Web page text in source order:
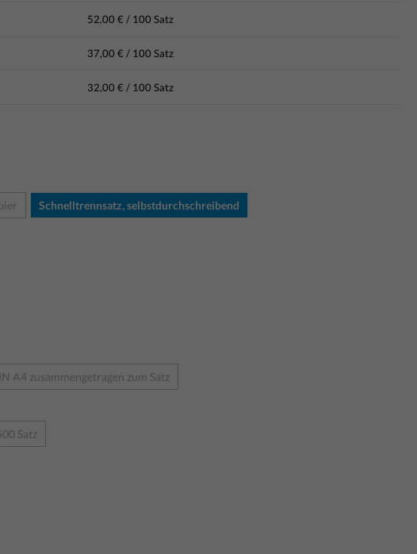
52,00 € / 100 Satz
37,00 € / 100 Satz
32,00 € / 100 Satz
Schnelltrennsatz, selbstdurchschreibend
A4 zusammengetragen zum Satz
Satz